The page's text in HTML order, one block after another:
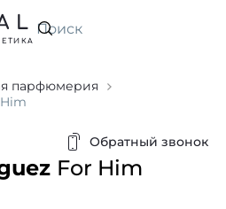
Искать
парфюмерия
Обратный звонок
For Him